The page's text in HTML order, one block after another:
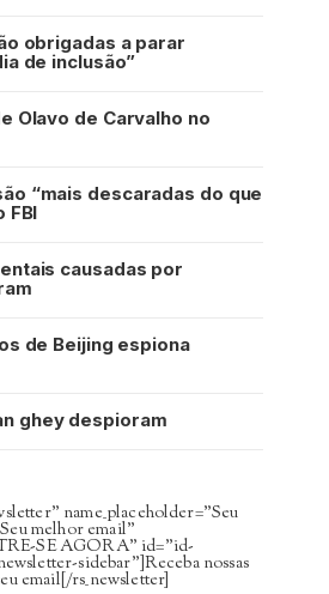
obrigadas a parar
de inclusão”
Olavo de Carvalho no
“mais descaradas do que
FBI
causadas por
de Beijing espiona
ghey despioram
name_placeholder=”Seu
melhor email”
SE AGORA” id=”id-
sidebar”]Receba nossas
email[/rs_newsletter]